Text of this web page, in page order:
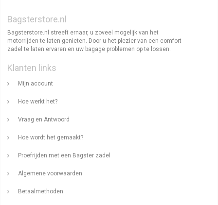
Bagsterstore.nl
Bagsterstore.nl streeft ernaar, u zoveel mogelijk van het
motorrijden te laten genieten. Door u het plezier van een comfort
zadel te laten ervaren en uw bagage problemen op te lossen.
Klanten links
Mijn account
Hoe werkt het?
Vraag en Antwoord
Hoe wordt het gemaakt?
Proefrijden met een Bagster zadel
Algemene voorwaarden
Betaalmethoden